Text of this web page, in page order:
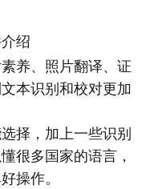
绍
养、照片翻译、证
本识别和校对更加
择，加上一些识别
很多国家的语言，
操作。